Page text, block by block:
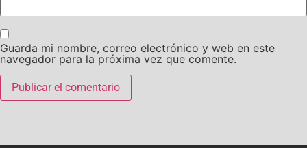
Guarda mi nombre, correo electrónico y web en este
navegador para la próxima vez que comente.